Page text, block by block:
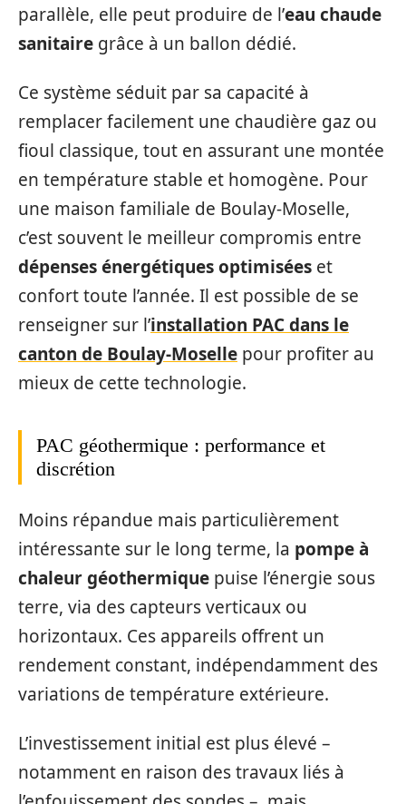
parallèle, elle peut produire de l’eau chaude
sanitaire grâce à un ballon dédié.
Ce système séduit par sa capacité à
remplacer facilement une chaudière gaz ou
fioul classique, tout en assurant une montée
en température stable et homogène. Pour
une maison familiale de Boulay-Moselle,
c’est souvent le meilleur compromis entre
dépenses énergétiques optimisées et
confort toute l’année. Il est possible de se
renseigner sur l’installation PAC dans le
canton de Boulay-Moselle pour profiter au
mieux de cette technologie.
PAC géothermique : performance et
discrétion
Moins répandue mais particulièrement
intéressante sur le long terme, la pompe à
chaleur géothermique puise l’énergie sous
terre, via des capteurs verticaux ou
horizontaux. Ces appareils offrent un
rendement constant, indépendamment des
variations de température extérieure.
L’investissement initial est plus élevé –
notamment en raison des travaux liés à